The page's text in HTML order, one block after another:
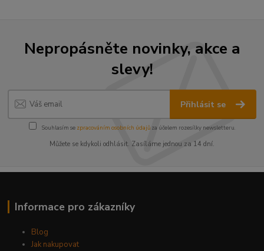
Nepropásněte novinky, akce a
slevy!
Přihlásit se
Souhlasím se zpracováním osobních údajůza účelem rozesílky newsletteru.
Můžete se kdykoli odhlásit. Zasíláme jednou za 14 dní.
Informace pro zákazníky
Blog
Jak nakupovat